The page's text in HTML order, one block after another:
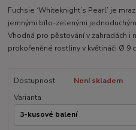
Fuchsie ‘Whiteknight’s Pearl’ je
jemnými bílo-zelenými
Vhodná pro pěstování v zahradách i
prokořeněné rostliny v květináči Ø 9
Dostupnost
Není skladem
Varianta